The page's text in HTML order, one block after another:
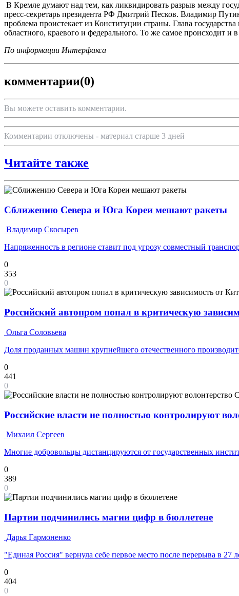
В Кремле думают над тем, как ликвидировать разрыв между
пресс-секретарь президента РФ Дмитрий Песков. Владимир
проблема проистекает из Конституции страны. Глава
областного, краевого и федерального. То же самое происходит и
По информации Интерфакса
комментарии(0)
Вы можете оставить комментарии.
Комментарии отключены - материал старше 3 дней
Читайте также
Сближению Севера и Юга Кореи мешают ракеты
Владимир Скосырев
Напряженность в регионе ставит под угрозу совместный
0
353
0
Российский автопром попал в критическую
Ольга Соловьева
Доля проданных машин крупнейшего отечественного
0
441
0
Российские власти не полностью контролируют
Михаил Сергеев
Многие добровольцы дистанцируются от государственных
0
389
0
Партии подчинились магии цифр в бюллетене
Дарья Гармоненко
"Единая Россия" вернула себе первое место после перерыва в 27
0
404
0